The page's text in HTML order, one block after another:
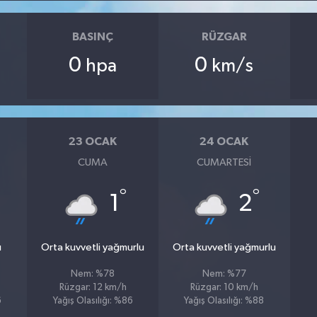
BASINÇ
0 hpa
RÜZGAR
0 km/s
23 OCAK
CUMA
1 °
Orta kuvvetli yağmurlu
Nem: %78
Rüzgar: 12 km/h
Yağış Olasılığı: %86
24 OCAK
CUMARTESI
2°
Orta kuvvetli yağmurlu
Nem: %77
Rüzgar: 10 km/h
Yağış Olasılığı: %88